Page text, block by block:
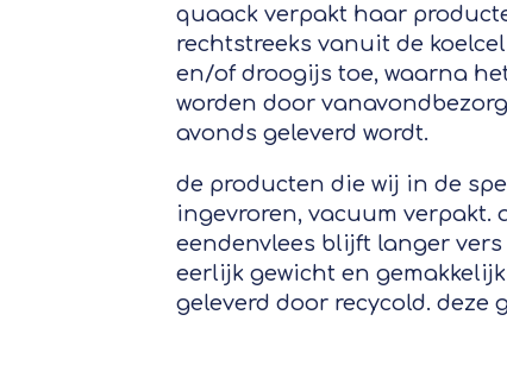
quaack verpakt haar
rechtstreeks vanuit de
en/of droogijs toe, waarna
worden door
avonds geleverd wordt.
de producten die wij in de
ingevroren, vacuum verpakt.
eendenvlees blijft langer
eerlijk gewicht en
geleverd door recycold. deze